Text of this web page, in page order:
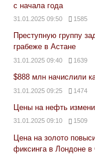
с начала года
31.01.2025 09:50 1585
Преступную группу
грабеже в Астане
31.01.2025 09:40 1639
$888 млн начислили
31.01.2025 09:25 1474
Цены на нефть
31.01.2025 09:10 1509
Цена на золото
фиксинга в Лондоне в